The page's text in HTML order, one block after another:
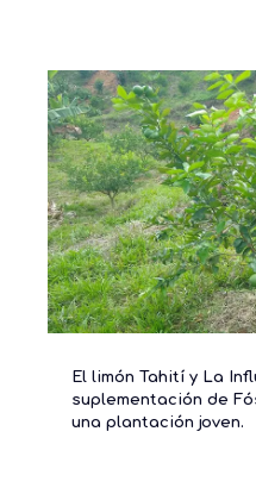
El limón Tahití y La
suplementación de
una plantación joven.